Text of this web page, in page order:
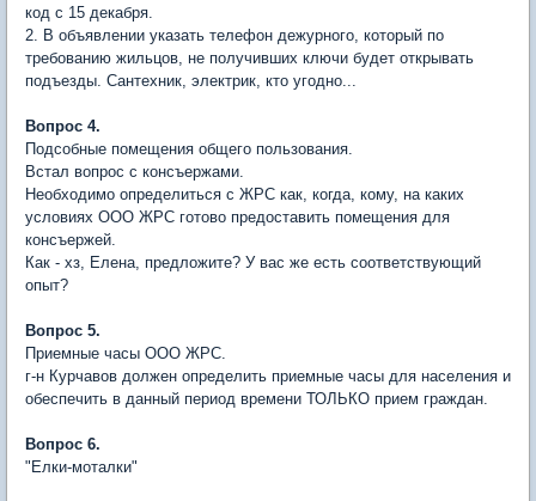
код с 15 декабря.
2. В объявлении указать телефон дежурного, который по
требованию жильцов, не получивших ключи будет открывать
подъезды. Сантехник, электрик, кто угодно...
Вопрос 4.
Подсобные помещения общего пользования.
Встал вопрос с консъержами.
Необходимо определиться с ЖРС как, когда, кому, на каких
условиях ООО ЖРС готово предоставить помещения для
консъержей.
Как - хз, Елена, предложите? У вас же есть соответствующий
опыт?
Вопрос 5.
Приемные часы ООО ЖРС.
г-н Курчавов должен определить приемные часы для населения и
обеспечить в данный период времени ТОЛЬКО прием граждан.
Вопрос 6.
"Елки-моталки"